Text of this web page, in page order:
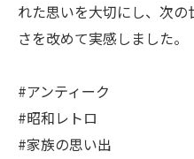
れた思いを大切にし、次
さを改めて実感しました。
#アンティーク
#昭和レトロ
#家族の思い出